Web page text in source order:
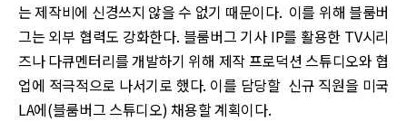
는 제작비에 신경쓰지 않을 수 없기 때문이다. 이를 위해 블룸버
그는 외부 협력도 강화한다. 블룸버그 기사 IP를 활용한 TV시리
즈나 다큐멘터리를 개발하기 위해 제작 프로덕션 스튜디오와 협
업에 적극적으로 나서기로 했다. 이를 담당할 신규 직원을 미국
LA에(블룸버그 스튜디오) 채용할 계획이다.